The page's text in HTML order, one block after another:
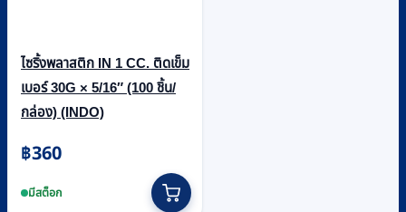
ไซริ้งพลาสติก IN 1 CC. ติดเข็ม
เบอร์ 30G × 5/16″ (100 ชิ้น/
กล่อง) (INDO)
฿360
มีสต็อก